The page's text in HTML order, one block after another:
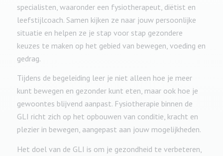
specialisten, waaronder een fysiotherapeut, diëtist en
leefstijlcoach. Samen kijken ze naar jouw persoonlijke
situatie en helpen ze je stap voor stap gezondere
keuzes te maken op het gebied van bewegen, voeding en
gedrag.
Tijdens de begeleiding leer je niet alleen hoe je meer
kunt bewegen en gezonder kunt eten, maar ook hoe je
gewoontes blijvend aanpast. Fysiotherapie binnen de
GLI richt zich op het opbouwen van conditie, kracht en
plezier in bewegen, aangepast aan jouw mogelijkheden.
Het doel van de GLI is om je gezondheid te verbeteren,